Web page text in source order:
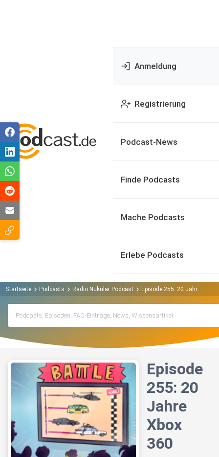
Anmeldung
Registrierung
Podcast-News
Finde Podcasts
Mache Podcasts
Erlebe Podcasts
Startseite Podcasts Radio Nukular Podcast Episode 255: 20 Jahre Xbox
Episode
255: 20
Jahre
Xbox
360